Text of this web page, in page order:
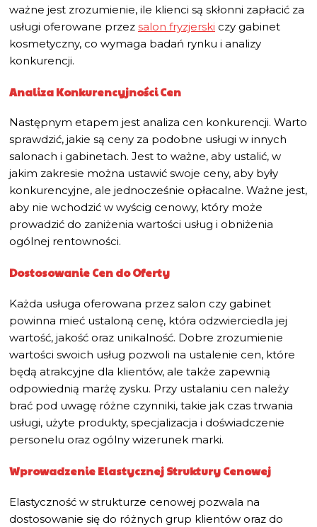
ważne jest zrozumienie, ile klienci są skłonni zapłacić za
usługi oferowane przez salon fryzjerski czy gabinet
kosmetyczny, co wymaga badań rynku i analizy
konkurencji.
Analiza Konkurencyjności Cen
Następnym etapem jest analiza cen konkurencji. Warto
sprawdzić, jakie są ceny za podobne usługi w innych
salonach i gabinetach. Jest to ważne, aby ustalić, w
jakim zakresie można ustawić swoje ceny, aby były
konkurencyjne, ale jednocześnie opłacalne. Ważne jest,
aby nie wchodzić w wyścig cenowy, który może
prowadzić do zaniżenia wartości usług i obniżenia
ogólnej rentowności.
Dostosowanie Cen do Oferty
Każda usługa oferowana przez salon czy gabinet
powinna mieć ustaloną cenę, która odzwierciedla jej
wartość, jakość oraz unikalność. Dobre zrozumienie
wartości swoich usług pozwoli na ustalenie cen, które
będą atrakcyjne dla klientów, ale także zapewnią
odpowiednią marżę zysku. Przy ustalaniu cen należy
brać pod uwagę różne czynniki, takie jak czas trwania
usługi, użyte produkty, specjalizacja i doświadczenie
personelu oraz ogólny wizerunek marki.
Wprowadzenie Elastycznej Struktury Cenowej
Elastyczność w strukturze cenowej pozwala na
dostosowanie się do różnych grup klientów oraz do